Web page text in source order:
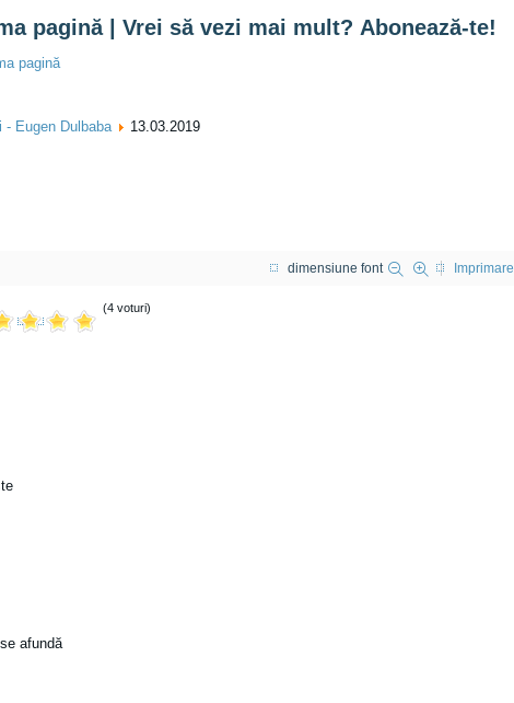
pagină | Vrei să vezi mai mult? Abonează-te!
pagină
- Eugen Dulbaba 13.03.2019
dimensiune font Imprimare
(4 voturi)
afundă